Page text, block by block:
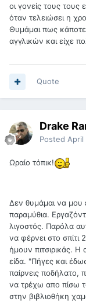
οι γονείς τους
όταν τελειώσει η
Θυμάμαι πως κάποτε
αγγλικών και είχε
Quote
Drake
Posted April
Ωραίο τόπικ!
Δεν θυμάμαι να μου
παραμύθια.
λιγοστός. Παρόλα
να φέρνει στο σπίτι
ήμουν πιτσιρικάς. Η
είδα. "Πήγες και
παίρνεις ποδήλατο,
να τρέχω απο πίσω
στην βιβλιοθήκη